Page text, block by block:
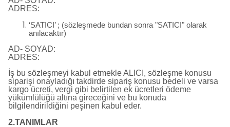
ADRES:
‘SATICI’ ; (sözleşmede bundan sonra "SATICI" olarak
anılacaktır)
AD- SOYAD:
ADRES:
İş bu sözleşmeyi kabul etmekle ALICI, sözleşme konusu
siparişi onayladığı takdirde sipariş konusu bedeli ve varsa
kargo ücreti, vergi gibi belirtilen ek ücretleri ödeme
yükümlülüğü altına gireceğini ve bu konuda
bilgilendirildiğini peşinen kabul eder.
2.TANIMLAR